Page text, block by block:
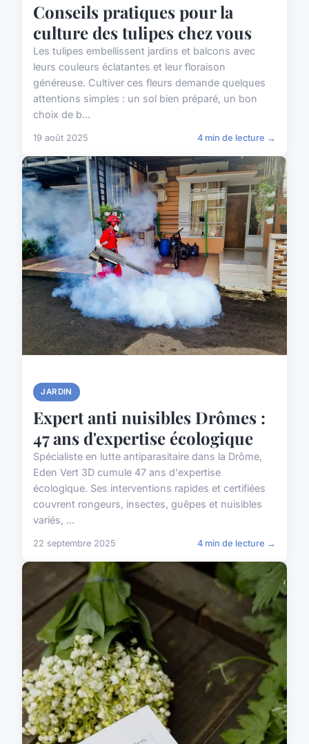
Conseils pratiques pour la
culture des tulipes chez vous
Les tulipes embellissent jardins et balcons avec
leurs couleurs éclatantes et leur floraison
généreuse. Cultiver ces fleurs demande quelques
attentions simples : un sol bien préparé, un bon
choix de b...
19 août 2025 4 min de lecture →
JARDIN
Expert anti nuisibles Drômes :
47 ans d'expertise écologique
Spécialiste en lutte antiparasitaire dans la Drôme,
Eden Vert 3D cumule 47 ans d'expertise
écologique. Ses interventions rapides et certifiées
couvrent rongeurs, insectes, guêpes et nuisibles
variés, ...
22 septembre 2025 4 min de lecture →